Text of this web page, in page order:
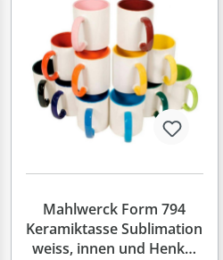
Mahlwerck Form 794
Keramiktasse Sublimation
weiss, innen und Henkel